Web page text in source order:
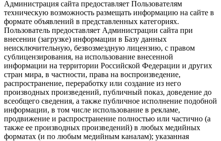
Администрация сайта предоставляет Пользователям
техническую возможность размещать информацию на сайте в
формате объявлений в представленных категориях.
Пользователь предоставляет Администрации сайта при
внесении (загрузке) информации в Базу данных
неисключительную, безвозмездную лицензию, с правом
сублицензирования, на использование внесенной
информации на территории Российской Федерации и других
стран мира, в частности, права на воспроизведение,
распространение, переработку или создание из него
производных произведений, публичный показ, доведение до
всеобщего сведения, а также публичное исполнение подобной
информации, в том числе использование в рекламе,
продвижение и распространение полностью или частично (а
также ее производных произведений) в любых медийных
форматах (и по любым медийным каналам); указанная